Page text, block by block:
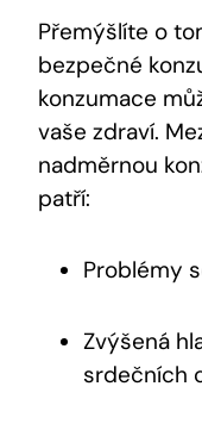
Přemýšlíte ‍o​
bezpečné
konzumace
vaše zdraví.
nadměrnou
patří:
Problémy⁢
Zvýšená
⁢srdečních